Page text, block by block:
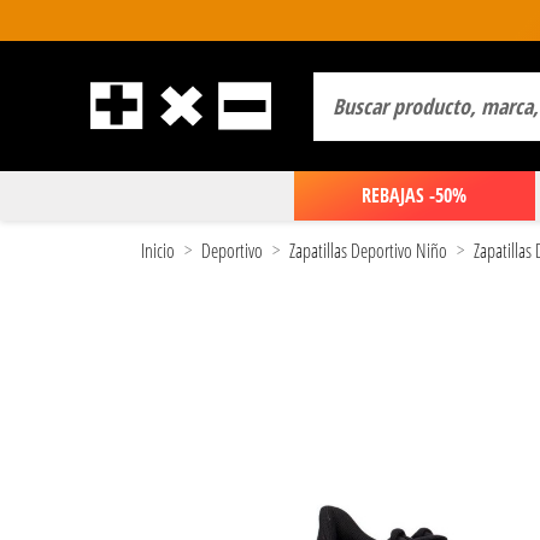
REBAJAS -50%
Inicio Deportivo Zapatillas Deportivo Niño Zapatillas